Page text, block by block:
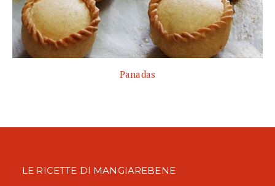
Panadas
LE RICETTE DI MANGIAREBENE